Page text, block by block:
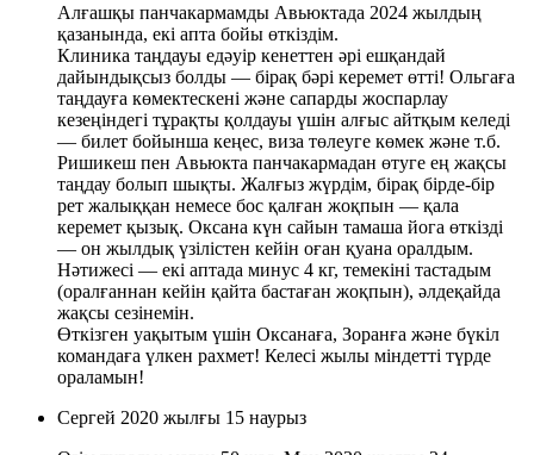
Алғашқы панчакармамды Авьюктада 2024 жылдың
қазанында, екі апта бойы өткіздім.
Клиника таңдауы едәуір кенеттен әрі ешқандай
дайындықсыз болды — бірақ бәрі керемет өтті! Ольгаға
таңдауға көмектескені және сапарды жоспарлау
кезеңіндегі тұрақты қолдауы үшін алғыс айтқым келеді
— билет бойынша кеңес, виза төлеуге көмек және т.б.
Ришикеш пен Авьюкта панчакармадан өтуге ең жақсы
таңдау болып шықты. Жалғыз жүрдім, бірақ бірде-бір
рет жалыққан немесе бос қалған жоқпын — қала
керемет қызық. Оксана күн сайын тамаша йога өткізді
— он жылдық үзілістен кейін оған қуана оралдым.
Нәтижесі — екі аптада минус 4 кг, темекіні тастадым
(оралғаннан кейін қайта бастаған жоқпын), әлдеқайда
жақсы сезінемін.
Өткізген уақытым үшін Оксанаға, Зоранға және бүкіл
командаға үлкен рахмет! Келесі жылы міндетті түрде
ораламын!
Сергей 2020 жылғы 15 наурыз